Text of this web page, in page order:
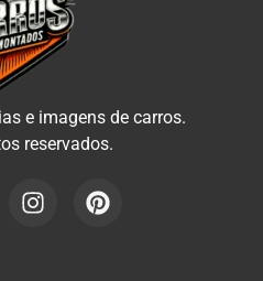
e imagens de carros.
reservados.